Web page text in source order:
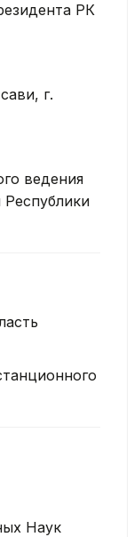
РК
г.
ведения
Наук